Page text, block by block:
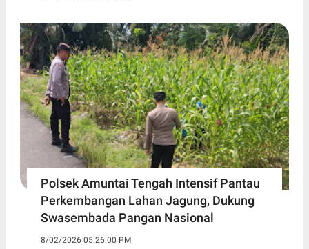
Polsek Amuntai Tengah Intensif Pantau
Perkembangan Lahan Jagung, Dukung
Swasembada Pangan Nasional
8/02/2026 05:26:00 PM